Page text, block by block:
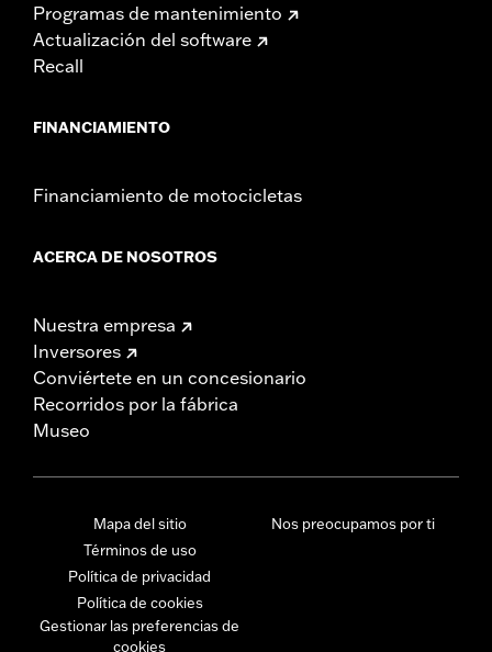
Programas de mantenimiento
Actualización del software
Recall
FINANCIAMIENTO
Financiamiento de motocicletas
ACERCA DE NOSOTROS
Nuestra empresa
Inversores
Conviértete en un concesionario
Recorridos por la fábrica
Museo
Mapa del sitio
Términos de uso
Política de privacidad
Política de cookies
Gestionar las preferencias de
cookies
Nos preocupamos por ti